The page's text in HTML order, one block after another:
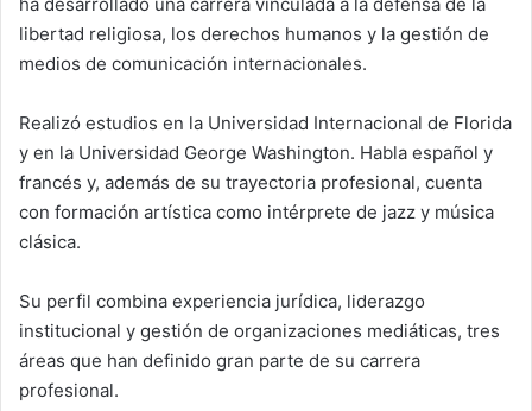
libertad religiosa, los derechos humanos y la gestión de
medios de comunicación internacionales.
Realizó estudios en la Universidad Internacional de Florida
y en la Universidad George Washington. Habla español y
francés y, además de su trayectoria profesional, cuenta
con formación artística como intérprete de jazz y música
clásica.
Su perfil combina experiencia jurídica, liderazgo
institucional y gestión de organizaciones mediáticas, tres
áreas que han definido gran parte de su carrera
profesional.